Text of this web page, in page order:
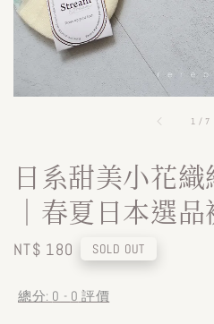
1 / 7
日系甜美小花
｜春夏日本選
Regular
NT$ 180 SOLD OUT
總分: 0 - 0 評價